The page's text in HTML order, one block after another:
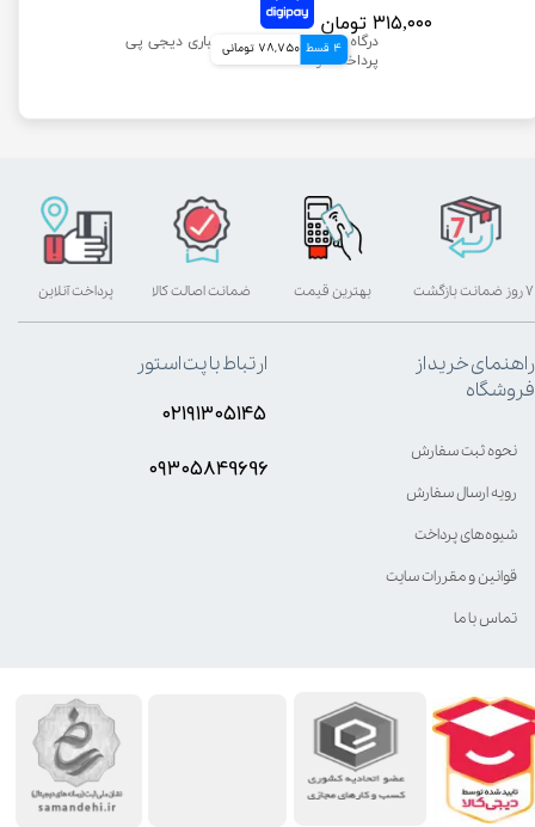
۳۱۵,۰۰۰ تومان
4 قسط 78,750 تومانی
بهترین قیمت پرداخت آنلاین ۷ روز ضمانت بازگشت ضمانت اصالت کالا
راهنمای خرید از
فروشگاه
نحوه ثبت سفارش
رویه ارسال سفارش
شیوه‌های پرداخت
قوانین و مقررات سایت
تماس با ما
ارتباط با پت استور
۰۲۱۹۱۳۰۵۱۴۵
۰۹۳۰۵8۴9696